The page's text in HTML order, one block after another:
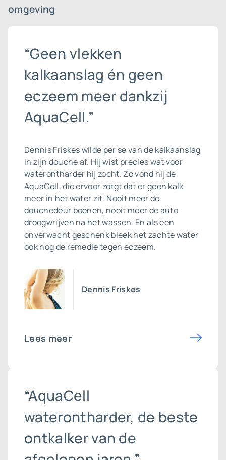
omgeving
“Geen vlekken
kalkaanslag én geen
eczeem meer dankzij
AquaCell.”
Dennis Friskes wilde per se van dekalkaanslag
in zijn douche af. Hij wist precies wat voor
waterontharder hij zocht. Zo vond hij de
AquaCell, die ervoor zorgt dat er geen kalk
meer in het water zit. Nooit meer de
douchedeur boenen, nooit meer de auto
droogwrijven na het wassen. En als een
onverwacht geschenk bleek het zachte water
ook nog de remedie tegen eczeem.
Dennis Friskes
Lees meer
“AquaCell
waterontharder, de beste
ontkalker van de